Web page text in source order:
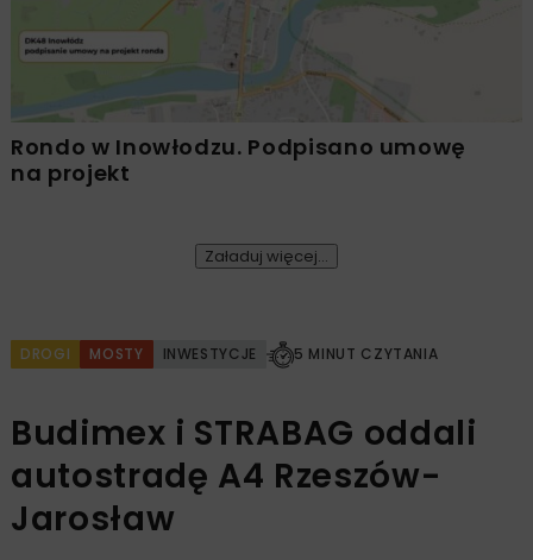
Rondo w Inowłodzu. Podpisano umowę
na projekt
Załaduj więcej...
DROGI MOSTY INWESTYCJE 5 MINUT CZYTANIA
Budimex i STRABAG oddali
autostradę A4 Rzeszów-
Jarosław